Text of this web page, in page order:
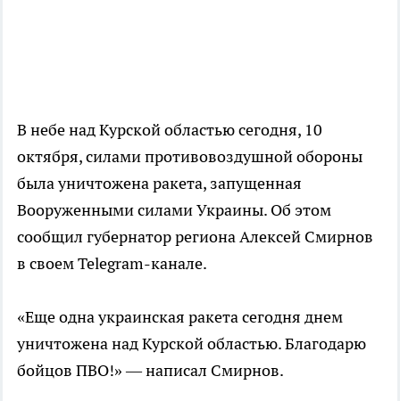
В небе над Курской областью сегодня, 10
октября, силами противовоздушной обороны
была уничтожена ракета, запущенная
Вооруженными силами Украины. Об этом
сообщил губернатор региона Алексей Смирнов
в своем Telegram-канале.
«Еще одна украинская ракета сегодня днем
уничтожена над Курской областью. Благодарю
бойцов ПВО!» — написал Смирнов.